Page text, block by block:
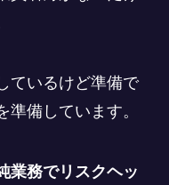
ているけど準備で
準備しています。
業務でリスクヘッ